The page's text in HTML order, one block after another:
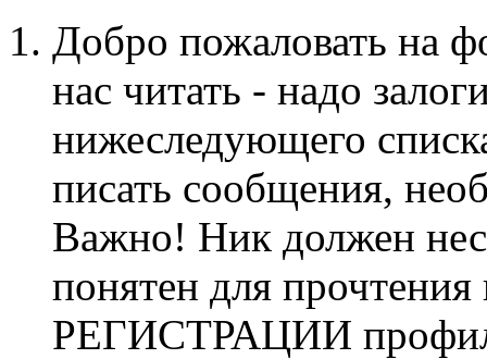
Добро пожаловать на
нас читать - надо
нижеследующего
писать сообщения,
Важно! Ник должен
понятен для
РЕГИСТРАЦИИ профиль